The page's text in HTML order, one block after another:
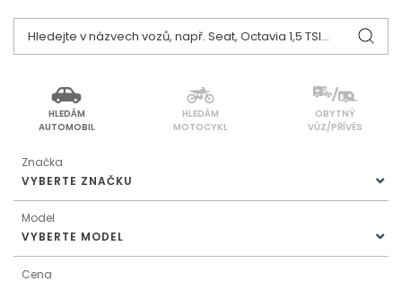
HLEDÁM
AUTOMOBIL
HLEDÁM
MOTOCYKL
OBYTNÝ
VŮZ/PŘÍVĚS
Značka
VYBERTE ZNAČKU
Model
VYBERTE MODEL
Cena